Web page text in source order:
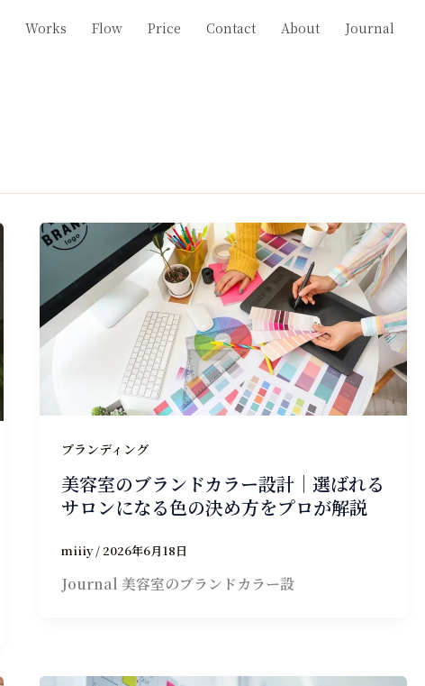
Works Flow Price Contact About Journal
ブランディング
美容室のブランドカラー設計｜選ばれる
サロンになる色の決め方をプロが解説
miiiy/ 2026年6月18日
Journal 美容室のブランドカラー設